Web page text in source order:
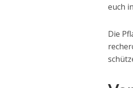
euch
Die